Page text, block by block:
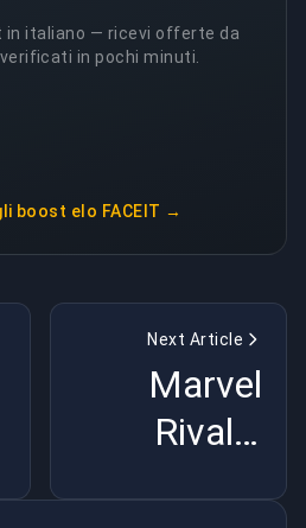
in italiano — ricevi offerte da
in pochi minuti.
boost elo FACEIT →
Next Article
Marvel
Rivals: